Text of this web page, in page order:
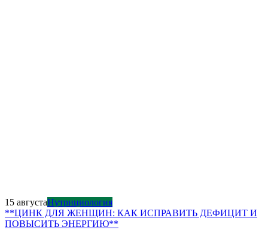
15 августаНутрициология
**ЦИНК ДЛЯ ЖЕНЩИН: КАК ИСПРАВИТЬ ДЕФИЦИТ И
ПОВЫСИТЬ ЭНЕРГИЮ**